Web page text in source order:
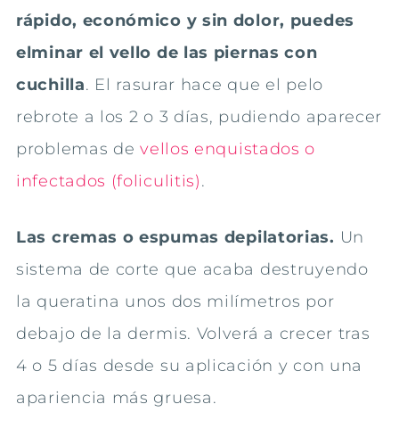
rápido, económico y sin dolor, puedes
elminar el vello de las piernas con
cuchilla. El rasurar hace que el pelo
rebrote a los 2 o 3 días, pudiendo aparecer
problemas devellos enquistados o
infectados (foliculitis).
Las cremas o espumas depilatorias. Un
sistema de corte que acaba destruyendo
la queratina unos dos milímetros por
debajo de la dermis. Volverá a crecer tras
4 o 5 días desde su aplicación y con una
apariencia más gruesa.